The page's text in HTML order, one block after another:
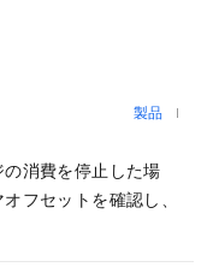
製品
消費を停止した場
フセットを確認し、